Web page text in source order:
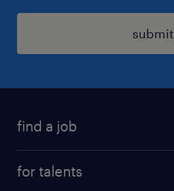
submit
find a job
for talents